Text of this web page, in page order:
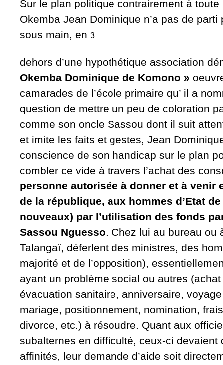
Sur le plan politique contrairement à
Okemba Jean Dominique n’a pas de parti
sous main, en 3
dehors d’une hypothétique association
Okemba Dominique de Komono »
camarades de l’école primaire qu’ il a
question de mettre un peu de coloration
comme son oncle Sassou dont il suit
et imite les faits et gestes, Jean
conscience de son handicap sur le plan
combler ce vide à travers l’achat des
personne autorisée à donner et à venir
de la république, aux hommes d’Etat
nouveaux) par l’utilisation des fonds
Sassou Nguesso. Chez lui au bureau ou
Talangaï, déferlent des ministres, des
majorité et de l’opposition),
ayant un problème social ou autres
évacuation sanitaire, anniversaire,
mariage, positionnement, nomination,
divorce, etc.) à résoudre. Quant aux
subalternes en difficulté, ceux-ci devaient
affinités, leur demande d’aide soit